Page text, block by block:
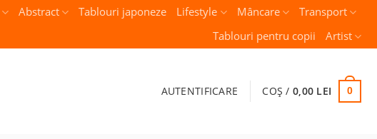
Abstract Tablouri japoneze Lifestyle Mâncare
Transport
Tablouri pentru copii
Artist
AUTENTIFICARE COȘ / 0,00 LEI 0